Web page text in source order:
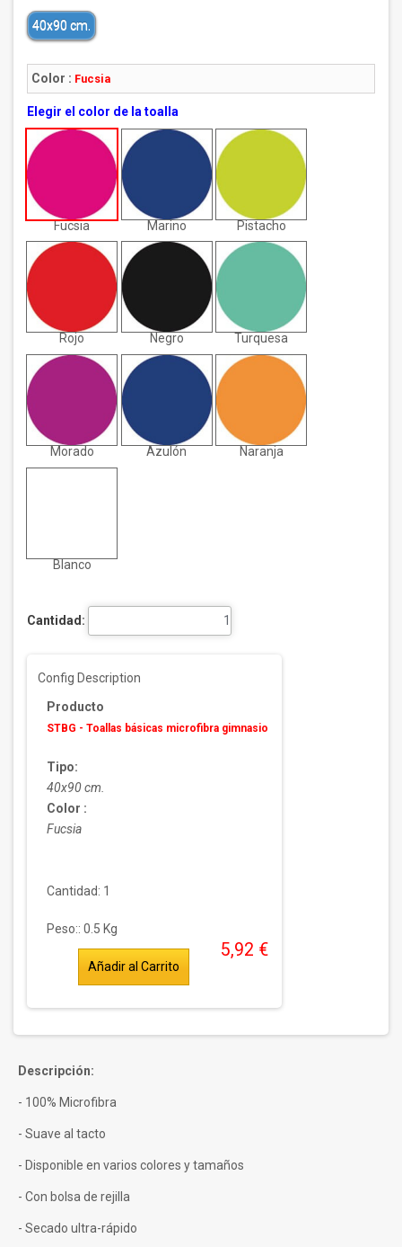
40x90 cm.
Color : Fucsia
Elegir el color de la toalla
Fucsia Marino Pistacho
Rojo Negro Turquesa
Morado Azulón Naranja
Blanco
Cantidad:
Config Description
Producto
STBG - Toallas básicas microfibra gimnasio
Tipo:
40x90 cm.
Color :
Fucsia
Cantidad: 1
Peso:: 0.5 Kg
5,92 €
Descripción:
- 100% Microfibra
- Suave al tacto
- Disponible en varios colores y tamaños
- Con bolsa de rejilla
- Secado ultra-rápido